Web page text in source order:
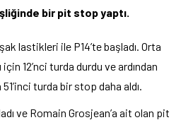
bir pit stop yaptı.
lastikleri ile P14’te başladı. Orta
12’nci turda durdu ve ardından
turda bir stop daha aldı.
ve Romain Grosjean’a ait olan pit